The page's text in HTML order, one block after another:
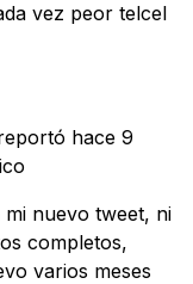
vez peor telcel
hace 9
mi nuevo tweet, ni
completos,
varios meses